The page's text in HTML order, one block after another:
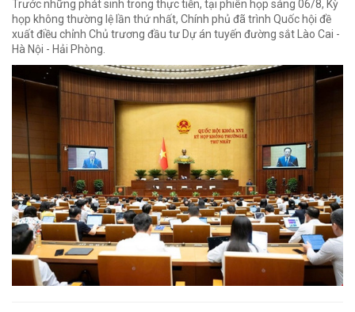
Trước những phát sinh trong thực tiễn, tại phiên họp sáng 06/8, Kỳ
họp không thường lệ lần thứ nhất, Chính phủ đã trình Quốc hội đề
xuất điều chỉnh Chủ trương đầu tư Dự án tuyến đường sắt Lào Cai -
Hà Nội - Hải Phòng.